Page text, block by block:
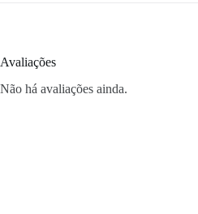
Avaliações
Não há avaliações ainda.